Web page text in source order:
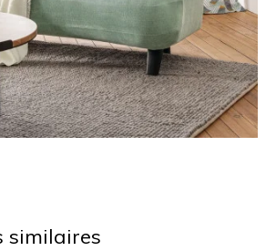
similaires